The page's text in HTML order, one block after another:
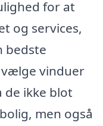
for at
og services,
bedste
vinduer
de ikke blot
men også